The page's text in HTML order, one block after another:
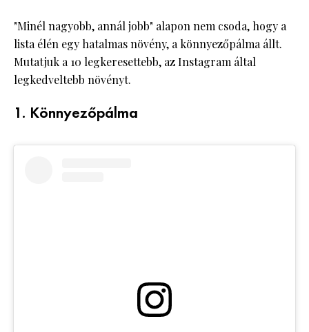
"Minél nagyobb, annál jobb" alapon nem csoda, hogy a
lista élén egy hatalmas növény, a könnyezőpálma állt.
Mutatjuk a 10 legkeresettebb, az Instagram által
legkedveltebb növényt.
1. Könnyezőpálma